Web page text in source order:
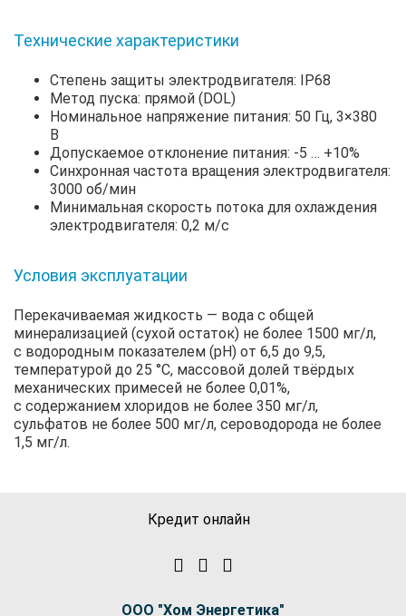
Технические характеристики
Степень защиты электродвигателя: IP68
Метод пуска: прямой (DOL)
Номинальное напряжение питания: 50 Гц, 3×380
В
Допускаемое отклонение питания: -5 … +10%
Синхронная частота вращения электродвигателя:
3000 об/мин
Минимальная скорость потока для охлаждения
электродвигателя: 0,2 м/с
Условия эксплуатации
Перекачиваемая жидкость — вода с общей
минерализацией (сухой остаток) не более 1500 мг/л,
с водородным показателем (рН) от 6,5 до 9,5,
температурой до 25 °C, массовой долей твёрдых
механических примесей не более 0,01%,
с содержанием хлоридов не более 350 мг/л,
сульфатов не более 500 мг/л, сероводорода не более
1,5 мг/л.
Кредит онлайн
ООО "Хом Энергетика"